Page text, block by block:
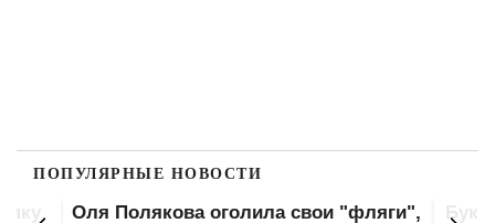
ПОПУЛЯРНЫЕ НОВОСТИ
Оля Полякова оголила свои "фляги",